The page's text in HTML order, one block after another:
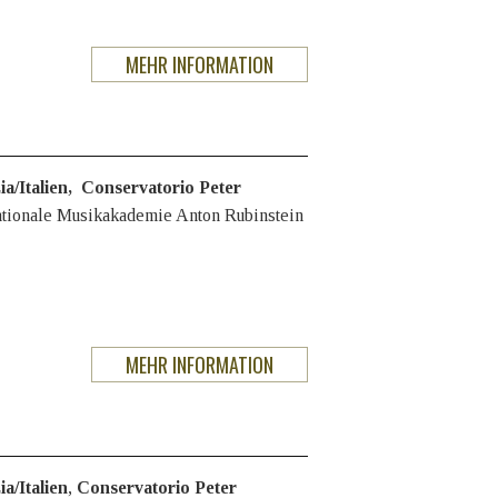
MEHR INFORMATION
Italien, Conservatorio Peter
Musikakademie Anton Rubinstein
MEHR INFORMATION
Italien, Conservatorio Peter